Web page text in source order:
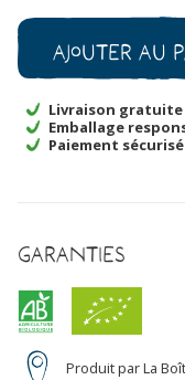
de
Nicotiana
mutabilis
Ajouter au
Livraison gratuite
Emballage
Paiement sécurisé
Garanties
Produit par La